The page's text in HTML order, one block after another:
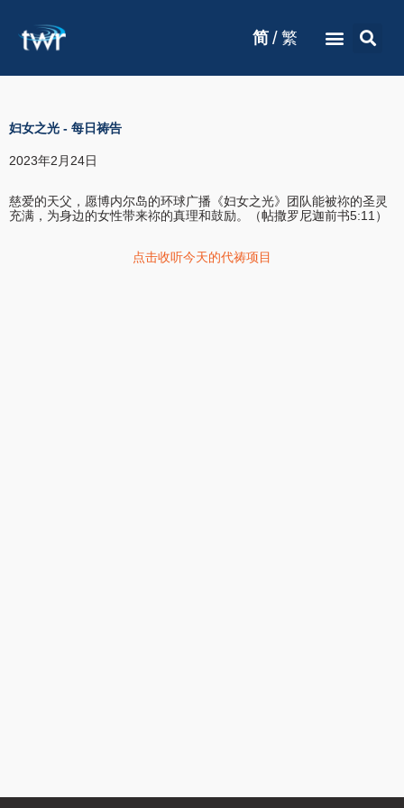
简 / 繁
妇女之光 - 每日祷告
2023年2月24日
慈爱的天父，愿博内尔岛的环球广播《妇女之光》团队能被祢的圣灵
充满，为身边的女性带来祢的真理和鼓励。（帖撒罗尼迦前书5:11）
点击收听今天的代祷项目